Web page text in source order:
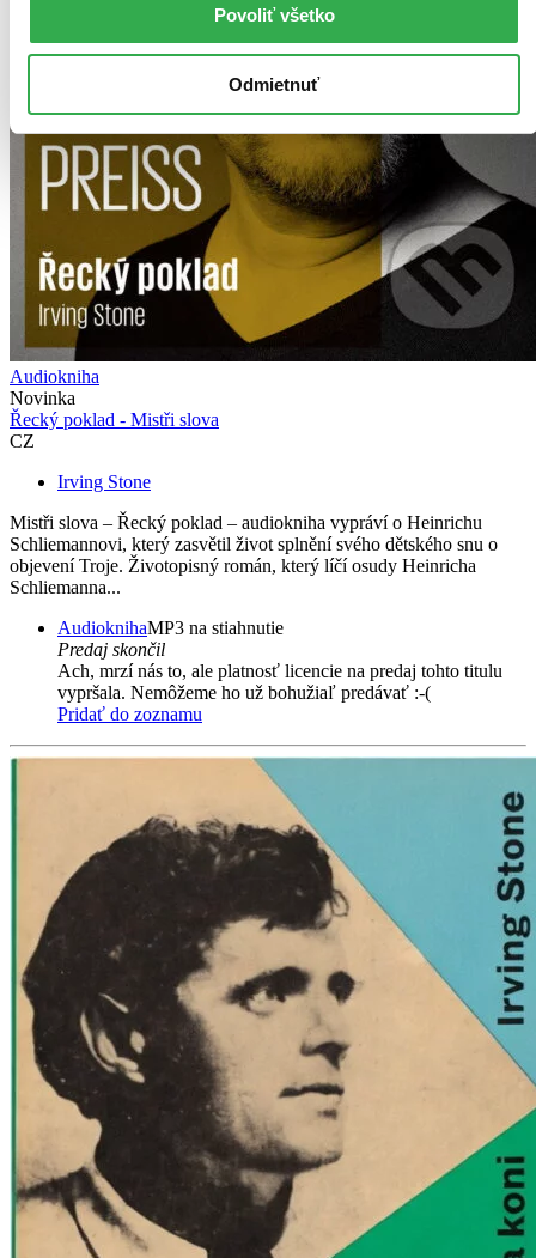
Povoliť všetko
Odmietnuť
Audiokniha
Novinka
Řecký poklad - Mistři slova
CZ
Irving Stone
Mistři slova – Řecký poklad – audiokniha vypráví o Heinrichu
Schliemannovi, který zasvětil život splnění svého dětského snu o
objevení Troje. Životopisný román, který líčí osudy Heinricha
Schliemanna...
AudioknihaMP3 na stiahnutie
Predaj skončil
Ach, mrzí nás to, ale platnosť licencie na predaj tohto titulu
vypršala. Nemôžeme ho už bohužiaľ predávať :-(
Pridať do zoznamu